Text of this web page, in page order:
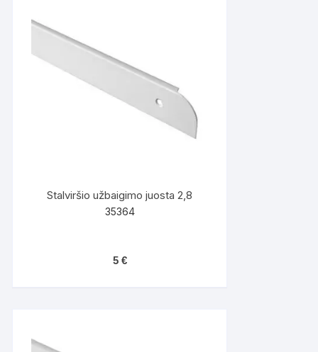
Stalviršio užbaigimo juosta 2,8
35364
5 €